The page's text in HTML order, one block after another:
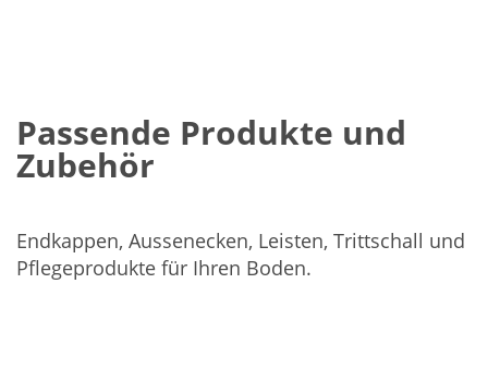
Passende Produkte und
Zubehör
Endkappen, Aussenecken, Leisten, Trittschall und
Pflegeprodukte für Ihren Boden.